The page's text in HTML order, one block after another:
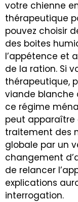
votre chienne
thérapeutique
pouvez choisir
des boites
l’appétence et
de la ration. Si
thérapeutique,
viande blanche
ce régime
peut apparaître
traitement des
globale par un
changement
de relancer
explications
interrogation.